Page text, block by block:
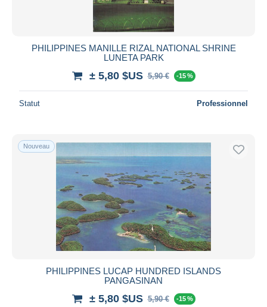
PHILIPPINES MANILLE RIZAL NATIONAL SHRINE
LUNETA PARK
± 5,80 $US 5,90 € -15 %
Statut Professionnel
Nouveau
PHILIPPINES LUCAP HUNDRED ISLANDS
PANGASINAN
± 5,80 $US 5,90 € -15 %